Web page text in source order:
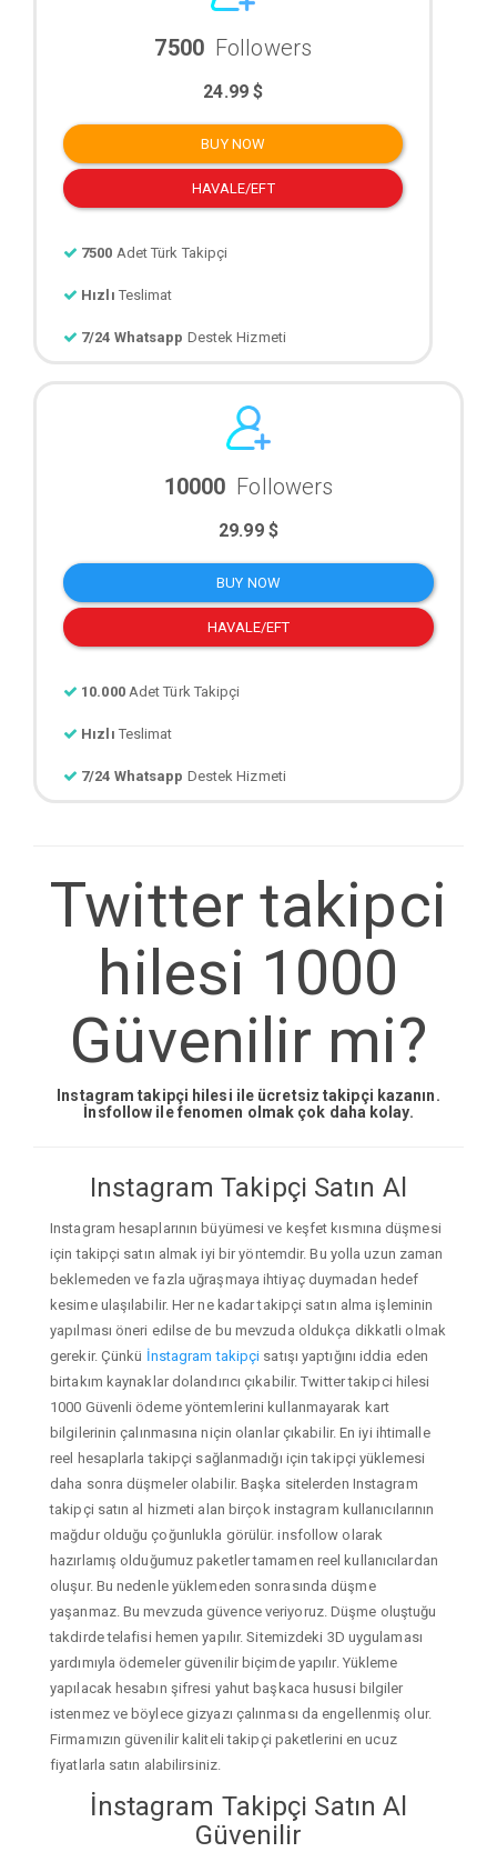
7500 Followers
24.99 $
BUY NOW
HAVALE/EFT
7500 Adet Türk Takipçi
Hızlı Teslimat
7/24 Whatsapp Destek Hizmeti
10000 Followers
29.99 $
BUY NOW
HAVALE/EFT
10.000 Adet Türk Takipçi
Hızlı Teslimat
7/24 Whatsapp Destek Hizmeti
Twitter takipci
hilesi 1000
Güvenilir mi?
Instagram takipçi hilesi ile ücretsiz takipçi kazanın.
İnsfollow ile fenomen olmak çok daha kolay.
Instagram Takipçi Satın Al
Instagram hesaplarının büyümesi ve keşfet kısmına düşmesi
için takipçi satın almak iyi bir yöntemdir. Bu yolla uzun zaman
beklemeden ve fazla uğraşmaya ihtiyaç duymadan hedef
kesime ulaşılabilir. Her ne kadar takipçi satın alma işleminin
yapılması öneri edilse de bu mevzuda oldukça dikkatli olmak
gerekir. Çünkü İnstagram takipçi satışı yaptığını iddia eden
birtakım kaynaklar dolandırıcı çıkabilir. Twitter takipci hilesi
1000 Güvenli ödeme yöntemlerini kullanmayarak kart
bilgilerinin çalınmasına niçin olanlar çıkabilir. En iyi ihtimalle
reel hesaplarla takipçi sağlanmadığı için takipçi yüklemesi
daha sonra düşmeler olabilir. Başka sitelerden Instagram
takipçi satın al hizmeti alan birçok instagram kullanıcılarının
mağdur olduğu çoğunlukla görülür. insfollow olarak
hazırlamış olduğumuz paketler tamamen reel kullanıcılardan
oluşur. Bu nedenle yüklemeden sonrasında düşme
yaşanmaz. Bu mevzuda güvence veriyoruz. Düşme oluştuğu
takdirde telafisi hemen yapılır. Sitemizdeki 3D uygulaması
yardımıyla ödemeler güvenilir biçimde yapılır. Yükleme
yapılacak hesabın şifresi yahut başkaca hususi bilgiler
istenmez ve böylece gizyazı çalınması da engellenmiş olur.
Firmamızın güvenilir kaliteli takipçi paketlerini en ucuz
fiyatlarla satın alabilirsiniz.
İnstagram Takipçi Satın Al
Güvenilir